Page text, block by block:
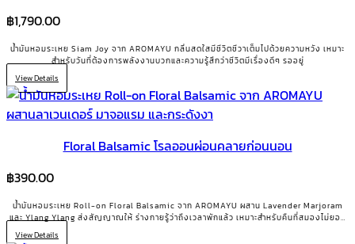
฿1,790.00
น้ำมันหอมระเหย Siam Joy จาก AROMAYU กลิ่นสดใสมีชีวิตชีวาเต็มไปด้วยความหวัง เหมาะ
สำหรับวันที่ต้องการพลังงานบวกและความรู้สึกว่าชีวิตมีเรื่องดีๆ รออยู่
View Details
Floral Balsamic โรลออนผ่อนคลายก่อนนอน
฿390.00
น้ำมันหอมระเหย Roll-on Floral Balsamic จาก AROMAYU ผสาน Lavender Marjoram
และ Ylang Ylang ส่งสัญญาณให้ ร่างกายรู้ว่าถึงเวลาพักแล้ว เหมาะสำหรับคืนที่สมองไม่ยอม
View Details